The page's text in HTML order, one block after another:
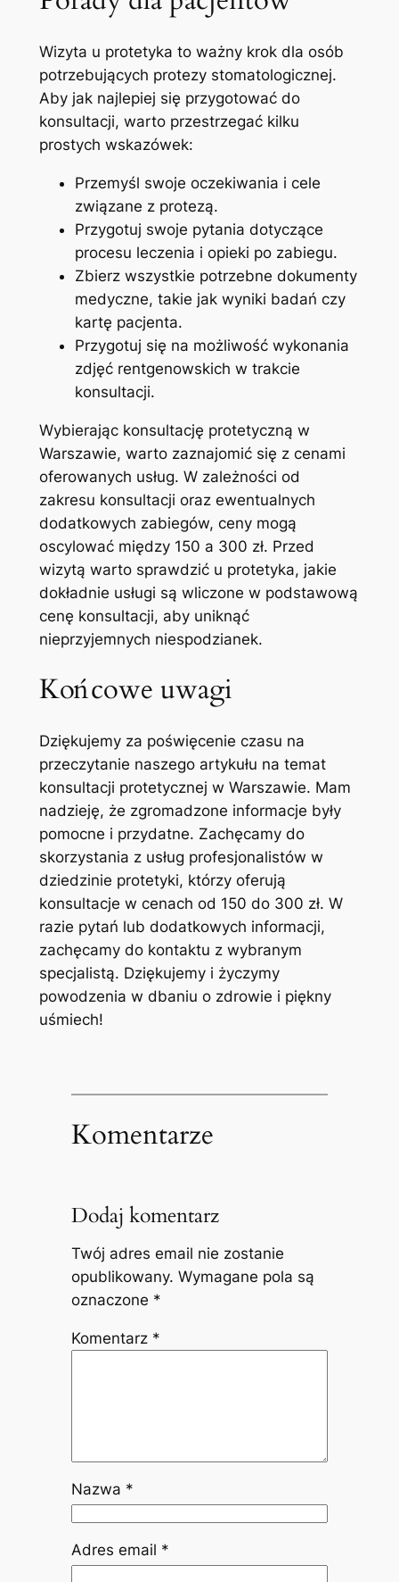
Wizyta u protetyka to ważny krok ⁤dla osób
potrzebujących protezy ⁣stomatologicznej.
Aby jak najlepiej się przygotować do
‍konsultacji, warto przestrzegać kilku
prostych wskazówek:
Przemyśl swoje oczekiwania i cele
związane ​z protezą.
‍Przygotuj swoje pytania​ dotyczące
procesu leczenia i opieki po zabiegu.
Zbierz wszystkie⁤ potrzebne dokumenty
medyczne, takie jak ‌wyniki badań czy
kartę pacjenta.
Przygotuj się ⁢na możliwość‌ wykonania
zdjęć rentgenowskich w trakcie
‍konsultacji.
Wybierając konsultację protetyczną w
Warszawie, warto ‍zaznajomić się z cenami
oferowanych usług. W zależności od
zakresu konsultacji oraz ewentualnych​
dodatkowych zabiegów, ceny mogą
oscylować między 150 ‌a 300 zł. Przed
wizytą warto sprawdzić u protetyka, jakie ​
dokładnie usługi są wliczone w podstawową
cenę konsultacji,‍ aby uniknąć
nieprzyjemnych niespodzianek.
Końcowe uwagi
Dziękujemy za poświęcenie czasu na
przeczytanie naszego artykułu na temat
konsultacji protetycznej w Warszawie. Mam
nadzieję, że zgromadzone informacje były
pomocne i‌ przydatne. Zachęcamy ⁣do
skorzystania z usług ⁤profesjonalistów w
dziedzinie protetyki, którzy oferują
konsultacje w cenach od 150 do 300 zł. W
⁣razie pytań‌ lub ⁣dodatkowych informacji,
zachęcamy ⁢do kontaktu z wybranym
specjalistą. Dziękujemy i życzymy
powodzenia ⁢w dbaniu o zdrowie i piękny
uśmiech!
Komentarze
Dodaj komentarz
Twój adres email nie zostanie
opublikowany. Wymagane pola są
oznaczone *
Komentarz *
Nazwa *
Adres email *